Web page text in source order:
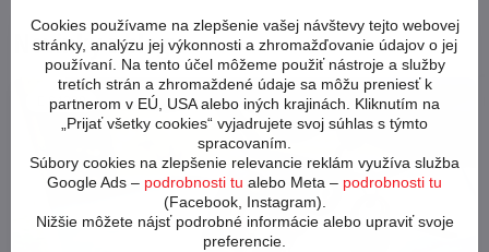
Novinky z blogu
64229
Cookies používame na zlepšenie vašej návštevy tejto webovej
stránky, analýzu jej výkonnosti a zhromažďovanie údajov o jej
používaní. Na tento účel môžeme použiť nástroje a služby
tretích strán a zhromaždené údaje sa môžu preniesť k
partnerom v EÚ, USA alebo iných krajinách. Kliknutím na
„Prijať všetky cookies“ vyjadrujete svoj súhlas s týmto
spracovaním.
Súbory cookies na zlepšenie relevancie reklám využíva služba
Google Ads – podrobnosti tu alebo Meta – podrobnosti tu
(Facebook, Instagram).
Nižšie môžete nájsť podrobné informácie alebo upraviť svoje
preferencie.